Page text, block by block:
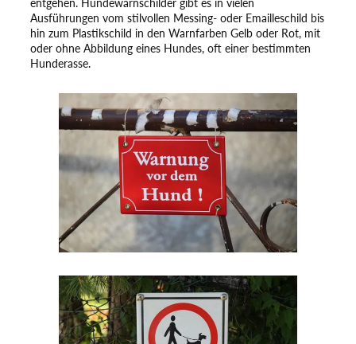
Ausführungen vom stilvollen Messing- oder Emailleschild bis
hin zum Plastikschild in den Warnfarben Gelb oder Rot, mit
oder ohne Abbildung eines Hundes, oft einer bestimmten
Hunderasse.